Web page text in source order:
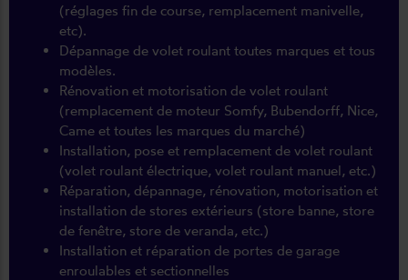
(réglages fin de course, remplacement manivelle,
etc).
Dépannage de volet roulant toutes marques et tous
modèles.
Rénovation et motorisation de volet roulant
(remplacement de moteur Somfy, Bubendorff, Nice,
Came et toutes les marques du marché)
Installation, pose et remplacement de volet roulant
(volet roulant électrique, volet roulant manuel, etc.)
Réparation, dépannage, rénovation, motorisation et
installation de stores extérieurs (store banne, store
de fenêtre, store de veranda, etc.)
Installation et réparation de portes de garage
enroulables et sectionnelles